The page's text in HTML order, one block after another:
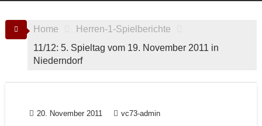
Home
Herren-1-Spielberichte
11/12: 5. Spieltag vom 19. November 2011 in
Niederndorf
20. November 2011 vc73-admin